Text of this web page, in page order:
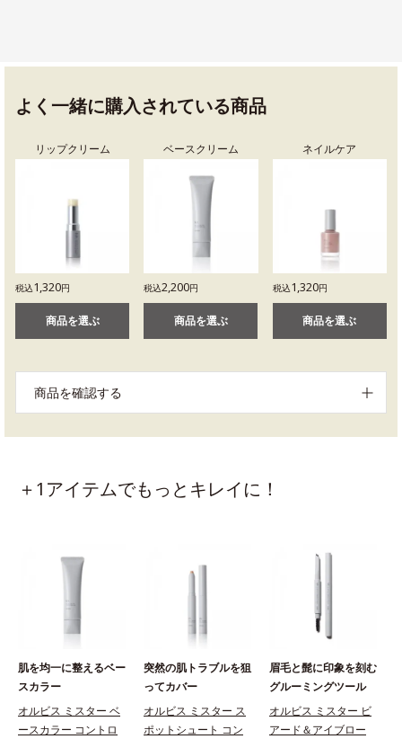
よく一緒に購入されている商品
リップクリーム
税込1,320円
商品を選ぶ
ベースクリーム
税込2,200円
商品を選ぶ
ネイルケア
税込1,320円
商品を選ぶ
商品を確認する
＋1アイテムでもっとキレイに！
肌を均一に整えるベー
スカラー
オルビス ミスター ベ
ースカラー コントロ
突然の肌トラブルを狙
ってカバー
オルビス ミスター ス
ポットシュート コン
眉毛と髭に印象を刻む
グルーミングツール
オルビス ミスター ビ
アード＆アイブロー